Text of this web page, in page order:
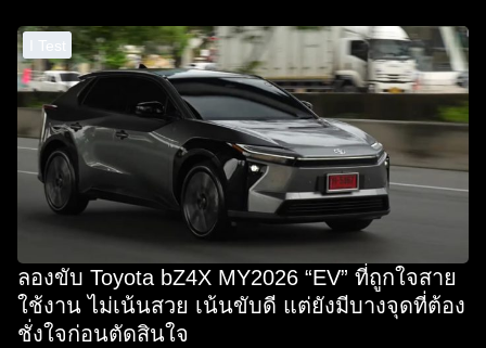
I Test
ลองขับ Toyota bZ4X MY2026 “EV” ที่ถูกใจสาย
ใช้งาน ไม่เน้นสวย เน้นขับดี แต่ยังมีบางจุดที่ต้อง
ชั่งใจก่อนตัดสินใจ